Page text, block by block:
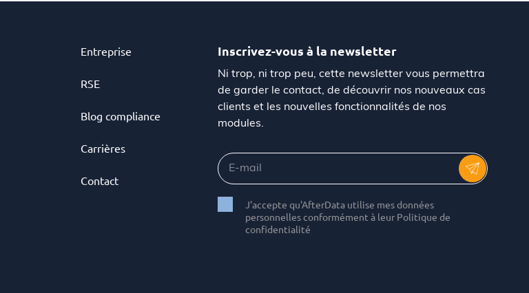
Entreprise
RSE
Blog compliance
Carrières
Contact
Inscrivez-vous à la newsletter
Ni trop, ni trop peu, cette newsletter vous permettra
de garder le contact, de découvrir nos nouveaux cas
clients et les nouvelles fonctionnalités de nos
modules.
J'accepte qu'AfterData utilise mes données
personnelles conformément à leur Politique de
confidentialité